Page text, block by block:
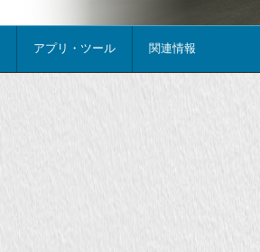
アプリ・ツール 関連情報